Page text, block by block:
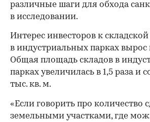
различные шаги для обхода
в исследовании.
Интерес инвесторов к
в индустриальных парках вырос
Общая площадь складов в
парках увеличилась в 1,5 раза и
тыс. кв. м.
«Если говорить про количество
земельными участками, где